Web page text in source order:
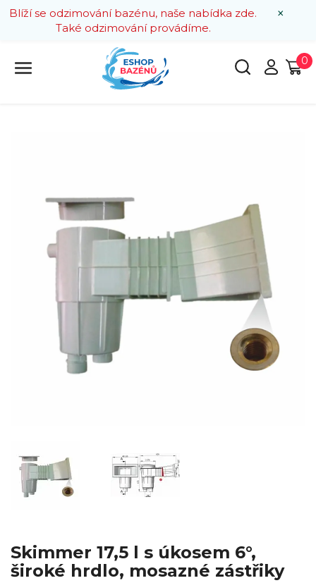
×
Blíží se odzimování bazénu, naše nabídka zde.
Také odzimování provádíme.
0
Skimmer 17,5 l s úkosem 6°,
široké hrdlo, mosazné zástřiky